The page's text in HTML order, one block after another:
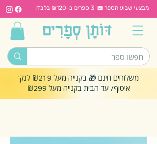
מבצעי שבוע הספר 📖 3 ספרים ב-₪120 בלבד!
משלוחים חינם 🎁 בקנייה מעל ₪219 לנק'
איסוף/ עד הבית בקנייה מעל ₪299